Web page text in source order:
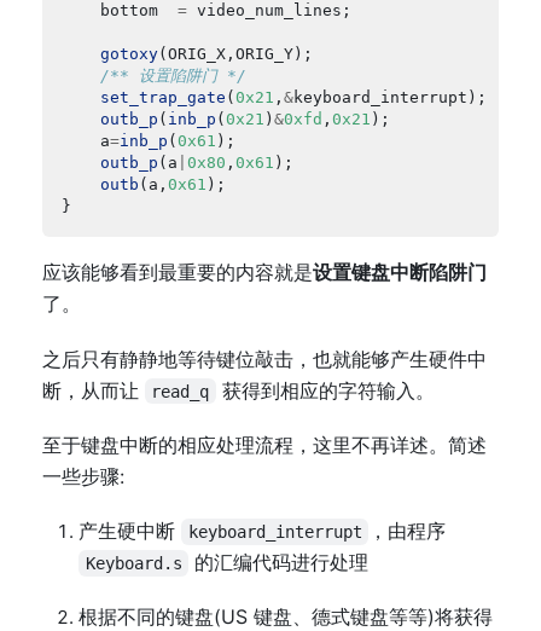
=
gotoxy
/** 设置陷阱门 */
set_trap_gate ( 0x21 , &
outb_p ( inb_p ( 0x21 ) &0xfd , 0x21
	a
=inb_p ( 0x61
outb_p (a 0x80 , 0x61
outb (a, 0x61
应该能够看到最重要的内容就是设置键盘中断陷阱门
了。
之后只有静静地等待键位敲击，也就能够产生硬件中
断，从而让
read_q 获得到相应的字符输入。
至于键盘中断的相应处理流程，这里不再详述。简述
一些步骤:
产生硬中断 keyboard_interrupt ，由程序
Keyboard.s 的汇编代码进行处理
根据不同的键盘(US 键盘、德式键盘等等)将获得